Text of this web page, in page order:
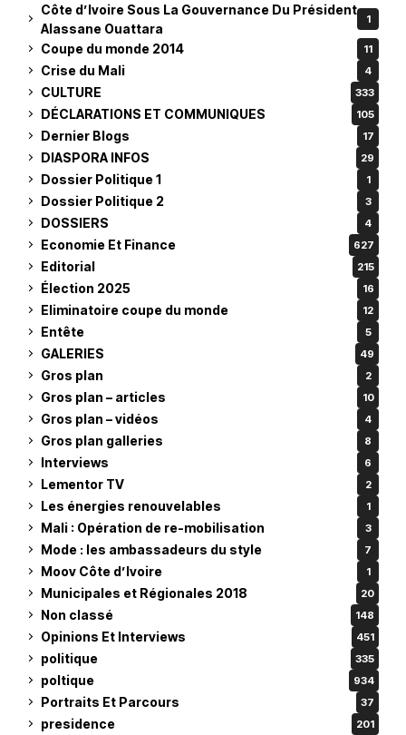
Côte d’Ivoire Sous La Gouvernance Du Président
Alassane Ouattara
1
Coupe du monde 2014 11
Crise du Mali 4
CULTURE 333
DÉCLARATIONS ET COMMUNIQUES 105
Dernier Blogs 17
DIASPORA INFOS 29
Dossier Politique 1 1
Dossier Politique 2 3
DOSSIERS 4
Economie Et Finance 627
Editorial 215
Élection 2025 16
Eliminatoire coupe du monde 12
Entête 5
GALERIES 49
Gros plan 2
Gros plan – articles 10
Gros plan – vidéos 4
Gros plan galleries 8
Interviews 6
Lementor TV 2
Les énergies renouvelables 1
Mali : Opération de re-mobilisation 3
Mode : les ambassadeurs du style 7
Moov Côte d’Ivoire 1
Municipales et Régionales 2018 20
Non classé 148
Opinions Et Interviews 451
politique 335
poltique 934
Portraits Et Parcours 37
presidence 201